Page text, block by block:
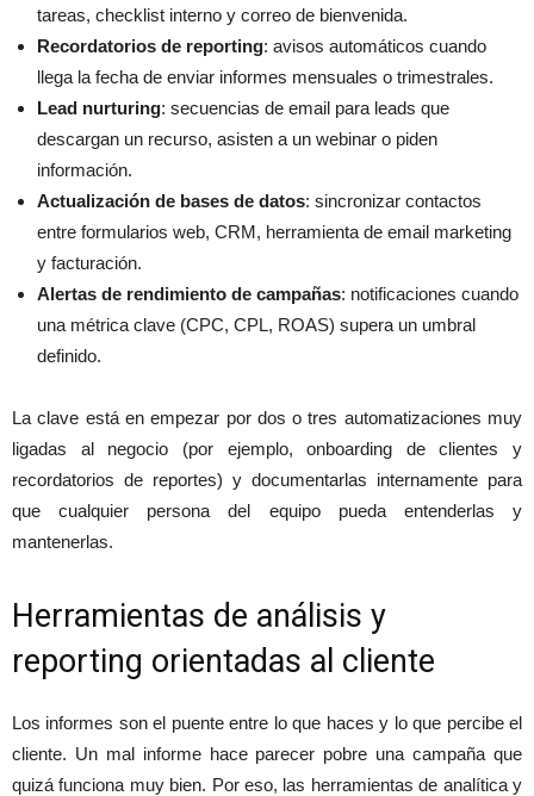
tareas, checklist interno y correo de bienvenida.
Recordatorios de reporting: avisos automáticos cuando
llega la fecha de enviar informes mensuales o trimestrales.
Lead nurturing: secuencias de email para leads que
descargan un recurso, asisten a un webinar o piden
información.
Actualización de bases de datos: sincronizar contactos
entre formularios web, CRM, herramienta de email marketing
y facturación.
Alertas de rendimiento de campañas: notificaciones cuando
una métrica clave (CPC, CPL, ROAS) supera un umbral
definido.
La clave está en empezar por dos o tres automatizaciones muy
ligadas al negocio (por ejemplo, onboarding de clientes y
recordatorios de reportes) y documentarlas internamente para
que cualquier persona del equipo pueda entenderlas y
mantenerlas.
Herramientas de análisis y
reporting orientadas al cliente
Los informes son el puente entre lo que haces y lo que percibe el
cliente. Un mal informe hace parecer pobre una campaña que
quizá funciona muy bien. Por eso, las herramientas de analítica y